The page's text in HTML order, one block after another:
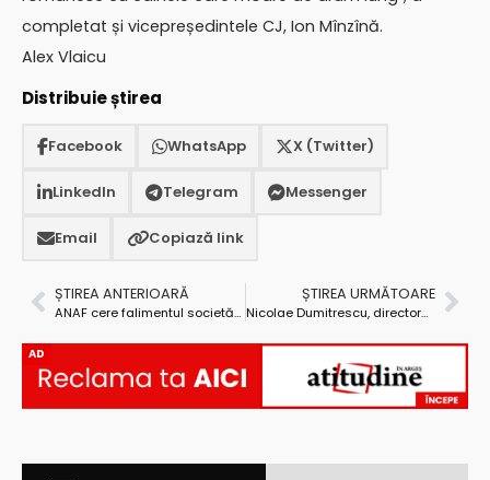
completat și vicepreședintele CJ, Ion Mînzînă.
Alex Vlaicu
Distribuie știrea
Facebook WhatsApp X (Twitter)
LinkedIn Telegram Messenger
Email Copiază link
ȘTIREA ANTERIOARĂ
ANAF cere falimentul societății lui Constantin Scarlat – CNCD
ȘTIREA URMĂTOARE
Nicolae Dumitrescu, directorul ISCTR Argeș, izbucnește: „Cei care trebuie să organizeze transportul sunt tâmpiţi!”
AD